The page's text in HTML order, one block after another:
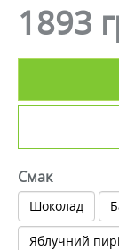
1893
Смак
Шоколад
Яблучний